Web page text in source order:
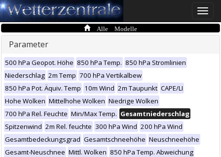
Toggle
Alle Modelle
Parameter
500 hPa Geopot. Höhe 850 hPa Temp. 850 hPa Stromlinien
Niederschlag 2m Temp 700 hPa Vertikalbew
850 hPa Pot. Äquiv. Temp 10m Wind 2m Taupunkt CAPE/LI
Hohe Wolken Mittelhohe Wolken Niedrige Wolken
700 hPa Rel. Feuchte Min/Max Temp. Gesamtniederschlag
Spitzenwind 2m Rel. feuchte 300 hPa Wind 200 hPa Wind
Gesamtbedeckungsgrad Gesamtschneehöhe Neuschneehöhe
Gesamt-Neuschnee Mittl. Wolken 850 hPa Temp. Abweichung